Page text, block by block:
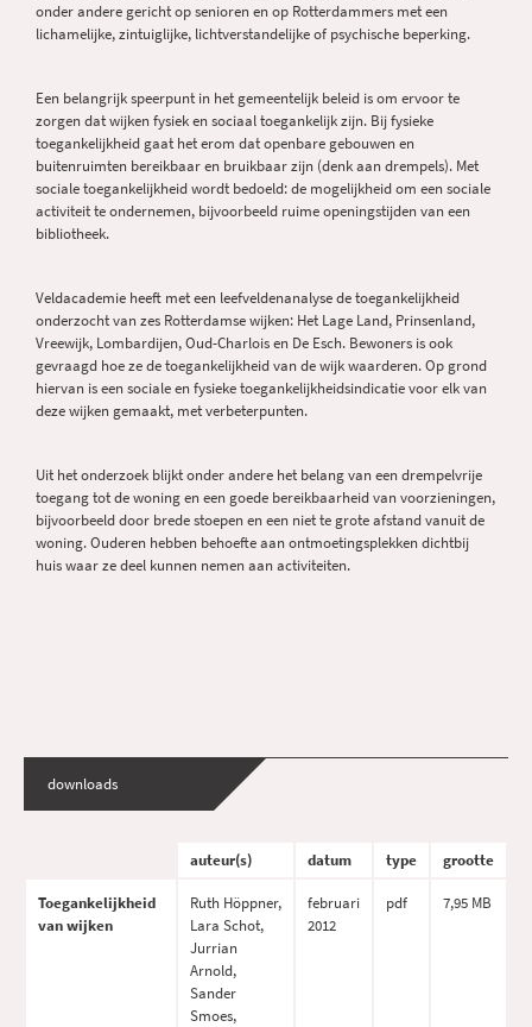
onder andere gericht op senioren en op Rotterdammers met een
lichamelijke, zintuiglijke, lichtverstandelijke of psychische beperking.
Een belangrijk speerpunt in het gemeentelijk beleid is om ervoor te
zorgen dat wijken fysiek en sociaal toegankelijk zijn. Bij fysieke
toegankelijkheid gaat het erom dat openbare gebouwen en
buitenruimten bereikbaar en bruikbaar zijn (denk aan drempels). Met
sociale toegankelijkheid wordt bedoeld: de mogelijkheid om een sociale
activiteit te ondernemen, bijvoorbeeld ruime openingstijden van een
bibliotheek.
Veldacademie heeft met een leefveldenanalyse de toegankelijkheid
onderzocht van zes Rotterdamse wijken: Het Lage Land, Prinsenland,
Vreewijk, Lombardijen, Oud-Charlois en De Esch. Bewoners is ook
gevraagd hoe ze de toegankelijkheid van de wijk waarderen. Op grond
hiervan is een sociale en fysieke toegankelijkheidsindicatie voor elk van
deze wijken gemaakt, met verbeterpunten.
Uit het onderzoek blijkt onder andere het belang van een drempelvrije
toegang tot de woning en een goede bereikbaarheid van voorzieningen,
bijvoorbeeld door brede stoepen en een niet te grote afstand vanuit de
woning. Ouderen hebben behoefte aan ontmoetingsplekken dichtbij
huis waar ze deel kunnen nemen aan activiteiten.
downloads
auteur(s) datum type grootte
Toegankelijkheid
van wijken
Ruth Höppner,
Lara Schot,
Jurrian
Arnold,
Sander
Smoes,
februari
2012
pdf 7,95 MB